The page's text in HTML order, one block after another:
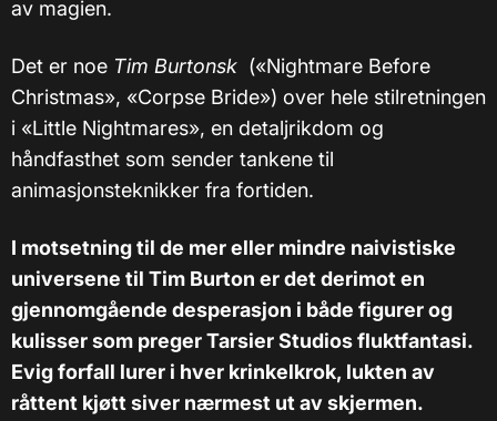
av magien.
Det er noe Tim Burtonsk («Nightmare Before
Christmas», «Corpse Bride») over hele stilretningen
i «Little Nightmares», en detaljrikdom og
håndfasthet som sender tankene til
animasjonsteknikker fra fortiden.
I motsetning til de mer eller mindre naivistiske
universene til Tim Burton er det derimot en
gjennomgående desperasjon i både figurer og
kulisser som preger Tarsier Studios fluktfantasi.
Evig forfall lurer i hver krinkelkrok, lukten av
råttent kjøtt siver nærmest ut av skjermen.